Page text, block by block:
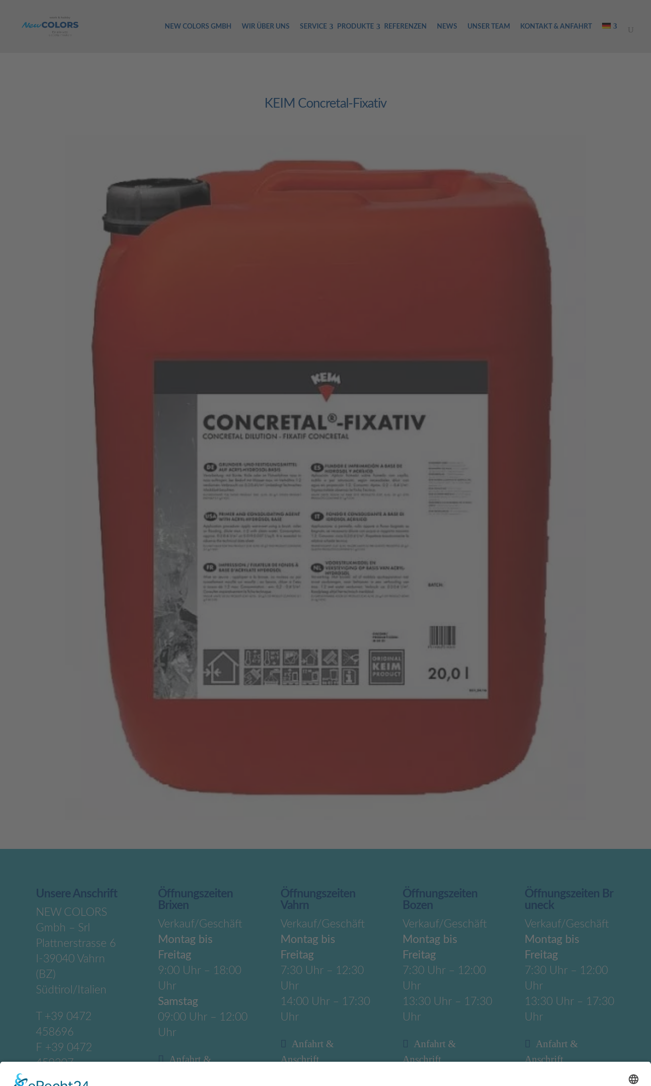
NEW COLORS GMBH WIR ÜBER UNS SERVICE PRODUKTE REFERENZEN NEWS UNSER TEAM KONTAKT & ANFAHRT
KEIM Concretal-Fixativ
Unsere Anschrift
NEW COLORS
Gmbh – Srl
Plattnerstrasse 6
I-39040 Vahrn
(BZ)
Südtirol/Italien
+39 0472
458696
F +39 0472
459207
M
Öffnungszeiten
Brixen
Verkauf/Geschäft
Montag bis
Freitag
9:00 Uhr – 18:00
Uhr
Samstag
09:00 Uhr – 12:00
Uhr
Anfahrt &
Öffnungszeiten
Vahrn
Verkauf/Geschäft
Montag bis
Freitag
7:30 Uhr – 12:30
Uhr
14:00 Uhr – 17:30
Uhr
Anfahrt &
Anschrift
Öffnungszeiten
Bozen
Verkauf/Geschäft
Montag bis
Freitag
7:30 Uhr – 12:00
Uhr
13:30 Uhr – 17:30
Uhr
Anfahrt &
Anschrift
Öffnungszeiten Br
uneck
Verkauf/Geschäft
Montag bis
Freitag
7:30 Uhr – 12:00
Uhr
13:30 Uhr – 17:30
Uhr
Anfahrt &
Anschrift